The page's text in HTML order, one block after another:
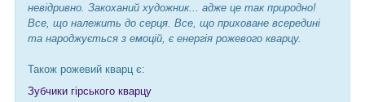
невідривно. Закоханий художник... адже це так природно!
Все, що належить до серця. Все, що приховане всередині
та народжується з емоцій, є енергія рожевого кварцу.
Також рожевий кварц є:
Зубчики гірського кварцу